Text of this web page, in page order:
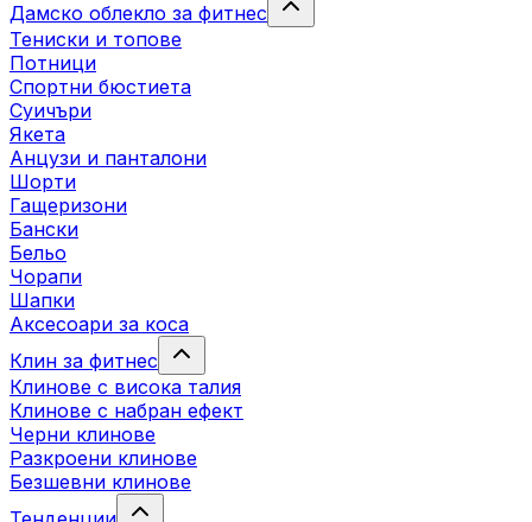
Дамско облекло за фитнес
Тениски и топове
Потници
Спортни бюстиета
Суичъри
Якета
Aнцузи и панталони
Шорти
Гащеризони
Бански
Бельо
Чорапи
Шапки
Аксесоари за коса
Клин за фитнес
Клинове с висока талия
Клинове с набран ефект
Черни клинове
Разкроени клинове
Безшевни клинове